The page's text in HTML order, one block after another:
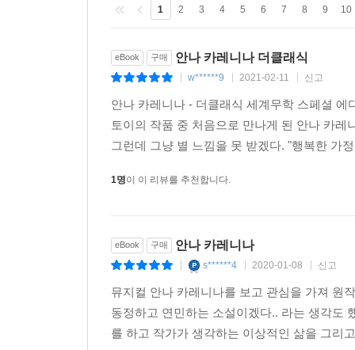
1 2 3 4 5 6 7 8 9 10
eBook 구매 안나 카레니나 더클래식
w******9 2021-02-11 신고
안나 카레니나 - 더클래식 세계무학 스페셜
토이의 작품 중 처음으로 만나게 된 안나 카
그런데 그냥 별 느낌을 못 받겠다. "행복한 가
1명이 이 리뷰를 추천합니다.
eBook 구매 안나 카레니나
s******4 2020-01-08 신고
뮤지컬 안나 카레니나를 보고 관심을 가져 원
동정하고 연민하는 소설이겠다.. 라는 생각도
를 하고 작가가 생각하는 이상적인 삶을 그리